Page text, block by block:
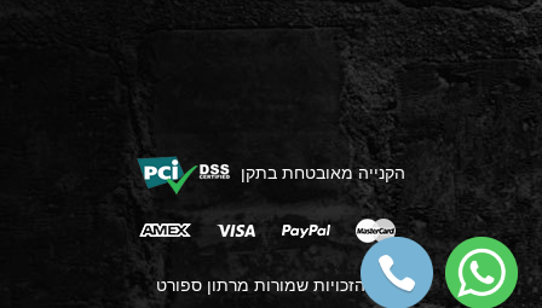
הקנייה מאובטחת בתקן
כל הזכויות שמורות מרתון ספורט